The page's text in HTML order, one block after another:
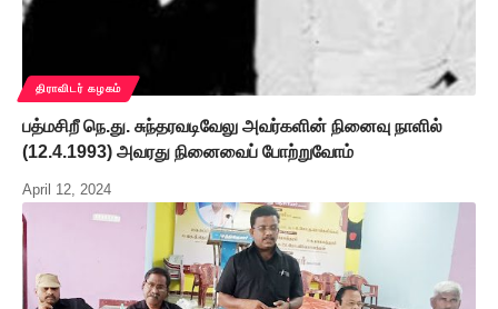
திராவிடர் கழகம்
பத்மசிறீ நெ.து. சுந்தரவடிவேலு அவர்களின் நினைவு நாளில்
(12.4.1993) அவரது நினைவைப் போற்றுவோம்
April 12, 2024